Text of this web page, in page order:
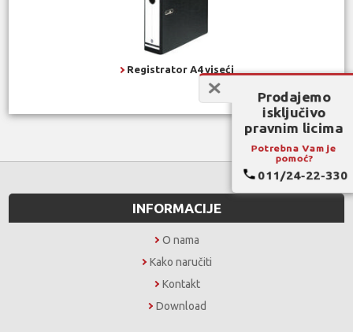
Registrator A4 viseći
INFORMACIJE
O nama
Kako naručiti
Kontakt
Download
Prodajemo
isključivo
pravnim licima
Potrebna Vam je
pomoć?
011/24-22-330